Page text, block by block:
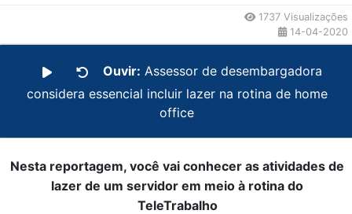
1737 Visualizações
14-04-2020
Ouvir: Assessor de desembargadora
considera essencial incluir lazer na rotina de home
office
Nesta reportagem, você vai conhecer as atividades de
lazer de um servidor em meio à rotina do
TeleTrabalho